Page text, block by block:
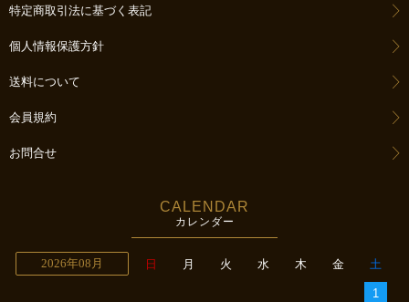
特定商取引法に基づく表記
個人情報保護方針
送料について
会員規約
お問合せ
CALENDAR
カレンダー
2026年08月 日 月 火 水 木 金 土
1